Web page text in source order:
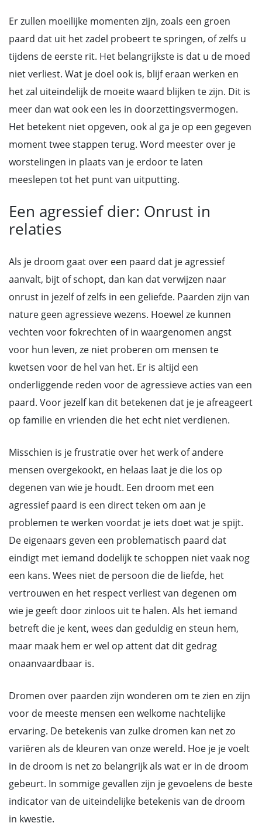
Er zullen moeilijke momenten zijn, zoals een groen
paard dat uit het zadel probeert te springen, of zelfs u
tijdens de eerste rit. Het belangrijkste is dat u de moed
niet verliest. Wat je doel ook is, blijf eraan werken en
het zal uiteindelijk de moeite waard blijken te zijn. Dit is
meer dan wat ook een les in doorzettingsvermogen.
Het betekent niet opgeven, ook al ga je op een gegeven
moment twee stappen terug. Word meester over je
worstelingen in plaats van je erdoor te laten
meeslepen tot het punt van uitputting.
Een agressief dier: Onrust in
relaties
Als je droom gaat over een paard dat je agressief
aanvalt, bijt of schopt, dan kan dat verwijzen naar
onrust in jezelf of zelfs in een geliefde. Paarden zijn van
nature geen agressieve wezens. Hoewel ze kunnen
vechten voor fokrechten of in waargenomen angst
voor hun leven, ze niet proberen om mensen te
kwetsen voor de hel van het. Er is altijd een
onderliggende reden voor de agressieve acties van een
paard. Voor jezelf kan dit betekenen dat je je afreageert
op familie en vrienden die het echt niet verdienen.
Misschien is je frustratie over het werk of andere
mensen overgekookt, en helaas laat je die los op
degenen van wie je houdt. Een droom met een
agressief paard is een direct teken om aan je
problemen te werken voordat je iets doet wat je spijt.
De eigenaars geven een problematisch paard dat
eindigt met iemand dodelijk te schoppen niet vaak nog
een kans. Wees niet de persoon die de liefde, het
vertrouwen en het respect verliest van degenen om
wie je geeft door zinloos uit te halen. Als het iemand
betreft die je kent, wees dan geduldig en steun hem,
maar maak hem er wel op attent dat dit gedrag
onaanvaardbaar is.
Dromen over paarden zijn wonderen om te zien en zijn
voor de meeste mensen een welkome nachtelijke
ervaring. De betekenis van zulke dromen kan net zo
variëren als de kleuren van onze wereld. Hoe je je voelt
in de droom is net zo belangrijk als wat er in de droom
gebeurt. In sommige gevallen zijn je gevoelens de beste
indicator van de uiteindelijke betekenis van de droom
in kwestie.